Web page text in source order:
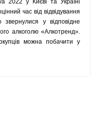
2022 у Києві та Україні
час від відвідування
у відповідне
алкоголю «Алкотренд».
можна побачити у